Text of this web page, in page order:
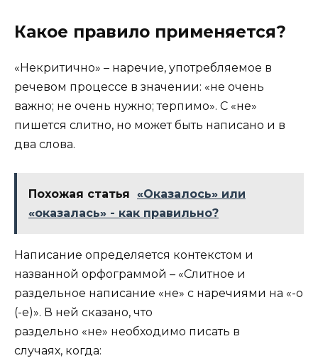
Какое правило применяется?
«Некритично» – наречие, употребляемое в
речевом процессе в значении: «не очень
важно; не очень нужно; терпимо». С «не»
пишется слитно, но может быть написано и в
два слова.
Похожая статья
«Оказалось» или
«оказалась» - как правильно?
Написание определяется контекстом и
названной орфограммой – «Слитное и
раздельное написание «не» с наречиями на «-о
(-е)». В ней сказано, что
раздельно «не» необходимо писать в
случаях, когда: